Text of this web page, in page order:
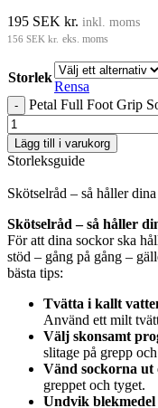
195 SEK kr. inkl. moms
156 SEK kr. eks. moms
Storlek
Rensa
Petal Full Foot Grip
Lägg till i varukorg
Storleksguide
Skötselråd – så håller
Skötselråd – så håller
För att dina sockor ska
stöd – gång på gång –
bästa tips:
Tvätta i kallt
Använd ett milt
Välj skonsamt
slitage på grepp
Vänd sockorna ut
greppet och tyget.
Undvik blekmedel